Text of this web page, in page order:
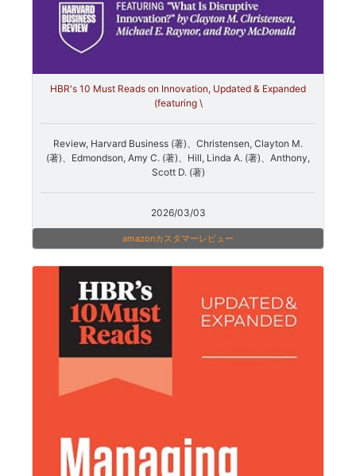
HBR's 10 Must Reads on Innovation, Updated & Expanded
(featuring \
Review, Harvard Business (著)、Christensen, Clayton M.
(著)、Edmondson, Amy C. (著)、Hill, Linda A. (著)、Anthony,
Scott D. (著)
2026/03/03
amazonカスタマーレビュー